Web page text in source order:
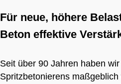
Für neue, höhere
Beton effektive
Seit über 90 Jahren haben
Spritzbetonierens